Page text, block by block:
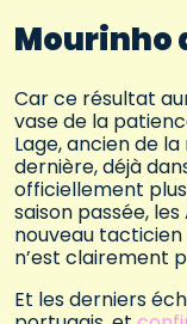
Mourinho
Car ce résultat
vase de la
Lage, ancien de
dernière, déjà
officiellement
saison passée,
nouveau tacticien
n’est clairement
Et les derniers